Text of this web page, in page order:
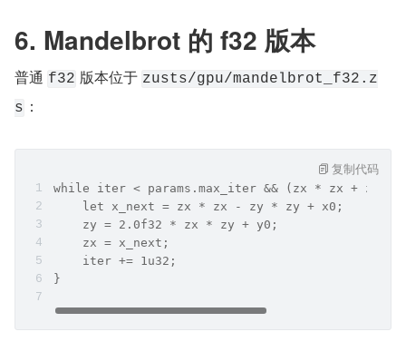
6. Mandelbrot 的 f32 版本
普通 f32 版本位于 zusts/gpu/mandelbrot_f32.z
s ：
while iter < params.max_iter && (zx * zx + zy *
    let x_next = zx * zx - zy * zy + x0;
    zy = 2.0f32 * zx * zy + y0;
    zx = x_next;
    iter += 1u32;
}
复制代码